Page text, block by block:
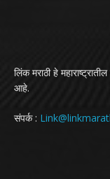
लिंक मराठी हे
आहे.
संपर्क :